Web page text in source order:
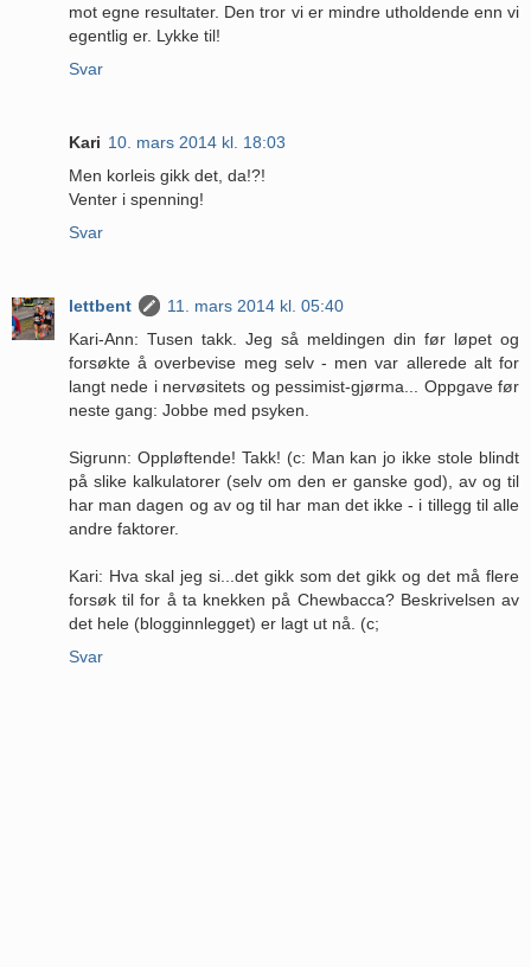
mot egne resultater. Den tror vi er mindre utholdende enn vi
egentlig er. Lykke til!
Svar
Kari 10. mars 2014 kl. 18:03
Men korleis gikk det, da!?!
Venter i spenning!
Svar
lettbent
11. mars 2014 kl. 05:40
Kari-Ann: Tusen takk. Jeg så meldingen din før løpet og
forsøkte å overbevise meg selv - men var allerede alt for
langt nede i nervøsitets og pessimist-gjørma... Oppgave før
neste gang: Jobbe med psyken.
Sigrunn: Oppløftende! Takk! (c: Man kan jo ikke stole blindt
på slike kalkulatorer (selv om den er ganske god), av og til
har man dagen og av og til har man det ikke - i tillegg til alle
andre faktorer.
Kari: Hva skal jeg si...det gikk som det gikk og det må flere
forsøk til for å ta knekken på Chewbacca? Beskrivelsen av
det hele (blogginnlegget) er lagt ut nå. (c;
Svar